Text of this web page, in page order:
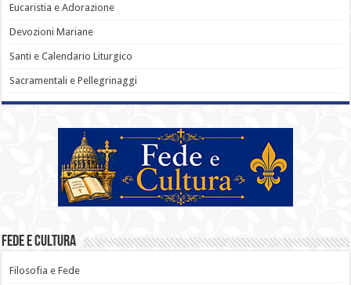
Eucaristia e Adorazione
Devozioni Mariane
Santi e Calendario Liturgico
Sacramentali e Pellegrinaggi
Fede e Cultura
Filosofia e Fede